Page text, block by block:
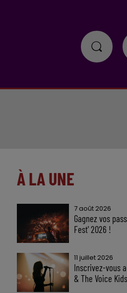
À LA UNE
7 août 2026
Gagnez vos
Fest' 2026 !
11 juillet 2026
Inscrivez-vous
& The Voice